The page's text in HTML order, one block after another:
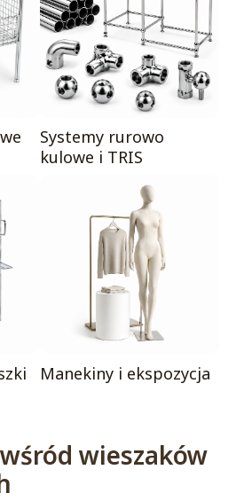
Systemy rurowo
kulowe i TRIS
Manekiny i ekspozycja
wieszaków